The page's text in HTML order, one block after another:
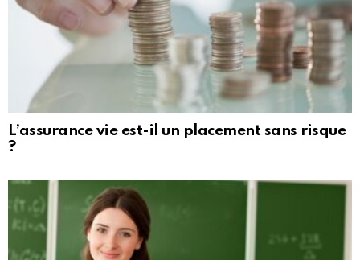
L’assurance vie est-il un placement sans risque
?